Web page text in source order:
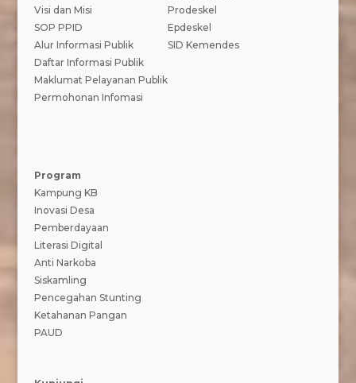
Visi dan Misi
SOP PPID
Alur Informasi Publik
Daftar Informasi Publik
Maklumat Pelayanan Publik
Permohonan Infomasi
Prodeskel
Epdeskel
SID Kemendes
Program
Kampung KB
Inovasi Desa
Pemberdayaan
Literasi Digital
Anti Narkoba
Siskamling
Pencegahan Stunting
Ketahanan Pangan
PAUD